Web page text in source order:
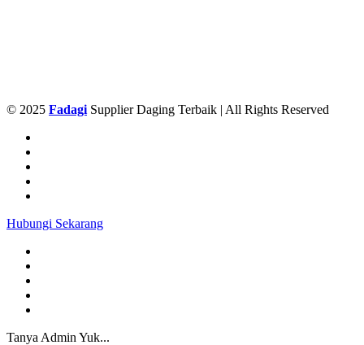
© 2025 Fadagi Supplier Daging Terbaik | All Rights Reserved
Hubungi Sekarang
Tanya Admin Yuk...